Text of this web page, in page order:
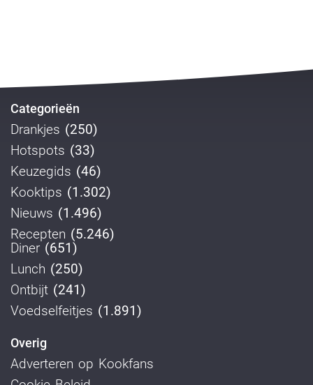
Categorieën
Drankjes (250)
Hotspots (33)
Keuzegids (46)
Kooktips (1.302)
Nieuws (1.496)
Recepten (5.246)
Diner (651)
Lunch (250)
Ontbijt (241)
Voedselfeitjes (1.891)
Overig
Adverteren op Kookfans